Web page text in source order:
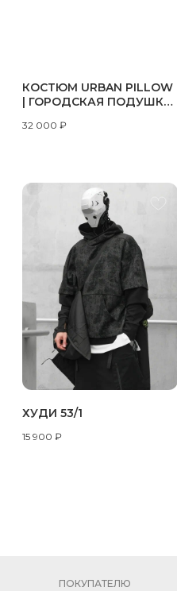
КОСТЮМ URBAN PILLOW
| ГОРОДСКАЯ ПОДУШКА
32 000 ₽
ХУДИ 53/1
15 900 ₽
ПОКУПАТЕЛЮ